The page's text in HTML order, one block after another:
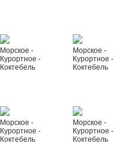
Морское -
Курортное -
Коктебель
Морское -
Курортное -
Коктебель
Морское -
Курортное -
Коктебель
Морское -
Курортное -
Коктебель